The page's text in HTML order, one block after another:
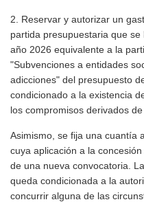
2. Reservar y autorizar un
partida presupuestaria que
año 2026 equivalente a la
"Subvenciones a entidades
adicciones" del presupuesto
condicionado a la existencia
los compromisos derivados de
Asimismo, se fija una cuantía
cuya aplicación a la
de una nueva convocatoria.
queda condicionada a la
concurrir alguna de las